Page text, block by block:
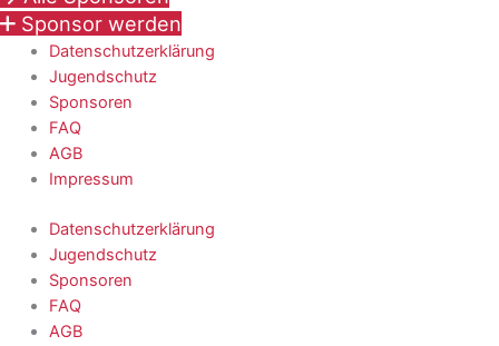
Sponsor werden
Datenschutzerklärung
Jugendschutz
Sponsoren
FAQ
AGB
Impressum
Datenschutzerklärung
Jugendschutz
Sponsoren
FAQ
AGB